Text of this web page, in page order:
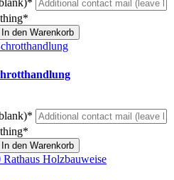
In den Warenkorb
In den Warenkorb